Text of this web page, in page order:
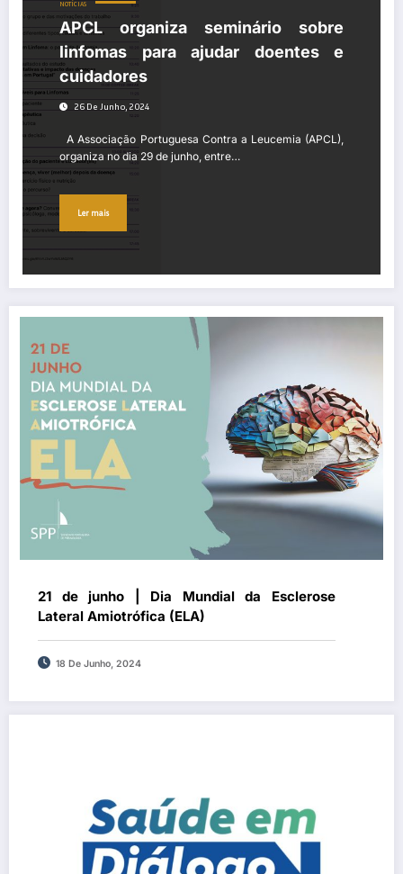
NOTÍCIAS
APCL organiza seminário sobre
linfomas para ajudar doentes e
cuidadores
26 De Junho, 2024
A Associação Portuguesa Contra a Leucemia (APCL),
organiza no dia 29 de junho, entre…
Ler mais
21 de junho | Dia Mundial da Esclerose
Lateral Amiotrófica (ELA)
18 De Junho, 2024